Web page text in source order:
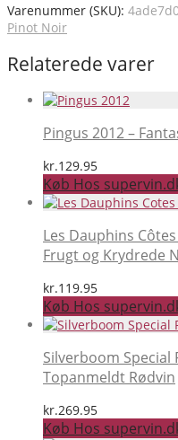
Varenummer (SKU):
Pinot Noir
Relaterede varer
Pingus 2012 –
kr.129.95
Køb Hos
Les Dauphins
Frugt og Krydrede
kr.119.95
Køb Hos
Silverboom Special
Topanmeldt Rødvin
kr.269.95
Køb Hos